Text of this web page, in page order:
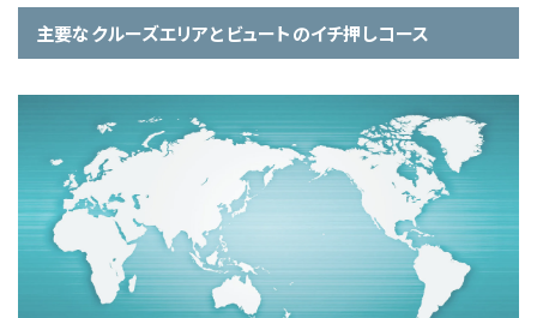
主要なクルーズエリアとビュートのイチ押しコース